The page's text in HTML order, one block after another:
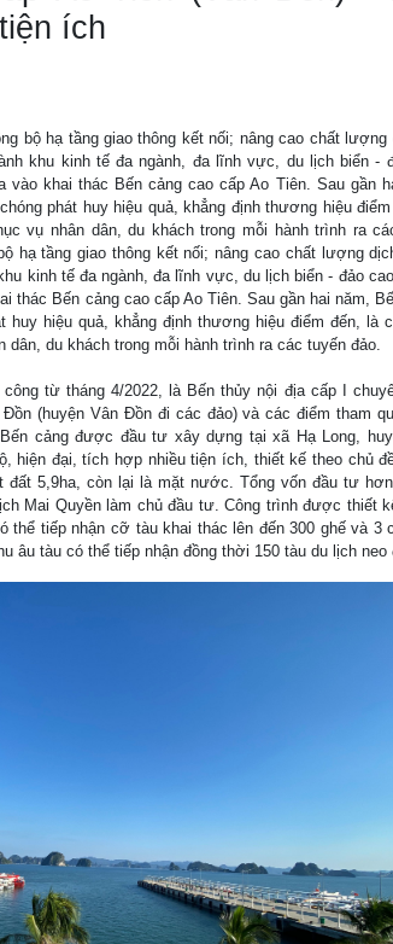
ích
bộ hạ tầng giao thông kết nối; nâng cao chất lượng
khu kinh tế đa ngành, đa lĩnh vực, du lịch biển -
khai thác Bến cảng cao cấp Ao Tiên. Sau gần
phát huy hiệu quả, khẳng định thương hiệu
vụ nhân dân, du khách trong mỗi hành trình ra
hạ tầng giao thông kết nối; nâng cao chất lượng
kinh tế đa ngành, đa lĩnh vực, du lịch biển - đảo
thác Bến cảng cao cấp Ao Tiên. Sau gần hai năm,
huy hiệu quả, khẳng định thương hiệu điểm đến, là
dân, du khách trong mỗi hành trình ra các tuyến đảo.
từ tháng 4/2022, là Bến thủy nội địa cấp I
(huyện Vân Đồn đi các đảo) và các điểm tham
cảng được đầu tư xây dựng tại xã Hạ Long,
hiện đại, tích hợp nhiều tiện ích, thiết kế theo chủ
đất 5,9ha, còn lại là mặt nước. Tổng vốn đầu tư
Mai Quyền làm chủ đầu tư. Công trình được thiết
thể tiếp nhận cỡ tàu khai thác lên đến 300 ghế và 3
âu tàu có thể tiếp nhận đồng thời 150 tàu du lịch neo